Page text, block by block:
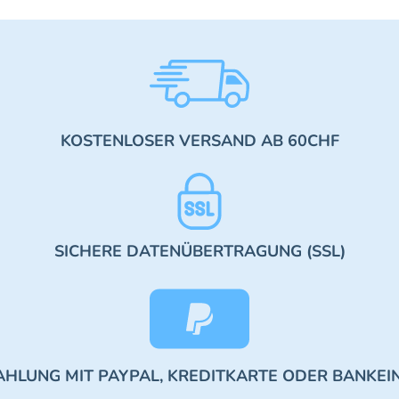
KOSTENLOSER VERSAND AB 60CHF
SICHERE DATENÜBERTRAGUNG (SSL)
MIT PAYPAL, KREDITKARTE ODER